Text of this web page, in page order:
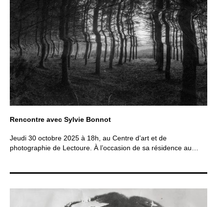
Rencontre avec Sylvie Bonnot
Jeudi 30 octobre 2025 à 18h, au Centre d’art et de
photographie de Lectoure. À l’occasion de sa résidence au…